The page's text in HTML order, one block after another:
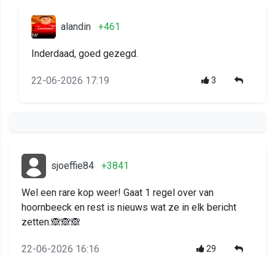
alandin +461
Inderdaad, goed gezegd.
22-06-2026 17:19 3
sjoeffie84 +3841
Wel een rare kop weer! Gaat 1 regel over van
hoornbeeck en rest is nieuws wat ze in elk bericht
zetten.🙈🙈🙈
22-06-2026 16:16 29